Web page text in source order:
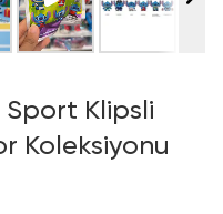
Sport Klipsli
Koleksiyonu